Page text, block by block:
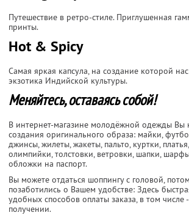
Путешествие в ретро-стиле. Приглушенная
принты.
Hot & Spicy
Самая яркая капсула, на создание которой
экзотика Индийской культуры.
Меняйтесь, оставаясь собой!
В интернет-магазине молодёжной одежды Вы
создания оригинального образа: майки,
джинсы, жилеты, жакеты, пальто, куртки,
олимпийки, толстовки, ветровки, шапки,
обложки на паспорт.
Вы можете отдаться шоппингу с головой,
позаботились о Вашем удобстве: Здесь
удобных способов оплаты заказа, в том числе
получении.